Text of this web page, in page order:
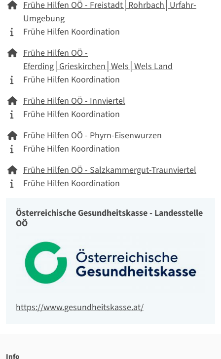
NetzwerkFrühe Hilfen OÖ - Freistadt│Rohrbach│Urfahr-
Umgebung
Tätigkeitskategorie
Frühe Hilfen Koordination
NetzwerkFrühe Hilfen OÖ -
Eferding│Grieskirchen│Wels│Wels Land
Tätigkeitskategorie
Frühe Hilfen Koordination
NetzwerkFrühe Hilfen OÖ - Innviertel
Tätigkeitskategorie
Frühe Hilfen Koordination
NetzwerkFrühe Hilfen OÖ - Phyrn-Eisenwurzen
Tätigkeitskategorie
Frühe Hilfen Koordination
NetzwerkFrühe Hilfen OÖ - Salzkammergut-Traunviertel
Tätigkeitskategorie
Frühe Hilfen Koordination
Organisation
Österreichische Gesundheitskasse - Landesstelle
OÖ
Website
https://www.gesundheitskasse.at/
Info